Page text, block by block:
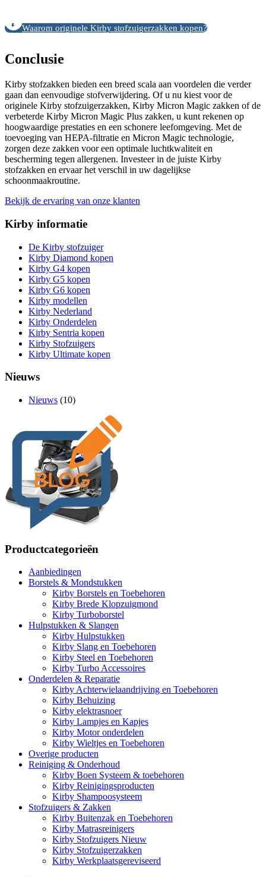
Waarom originele Kirby stofzuigerzakken kopen?
Conclusie
Kirby stofzakken bieden een breed scala aan voordelen die verder
gaan dan eenvoudige stofverwijdering. Of u nu kiest voor de
originele Kirby stofzuigerzakken, Kirby Micron Magic zakken of de
verbeterde Kirby Micron Magic Plus zakken, u kunt rekenen op
hoogwaardige prestaties en een schonere leefomgeving. Met de
toevoeging van HEPA-filtratie en Micron Magic technologie,
zorgen deze zakken voor een optimale luchtkwaliteit en
bescherming tegen allergenen. Investeer in de juiste Kirby
stofzakken en ervaar het verschil in uw dagelijkse
schoonmaakroutine.
Bekijk de ervaring van onze klanten
Kirby informatie
De Kirby stofzuiger
Kirby Diamond kopen
Kirby G4 kopen
Kirby G5 kopen
Kirby G6 kopen
Kirby modellen
Kirby Nederland
Kirby Onderdelen
Kirby Sentria kopen
Kirby Stofzuigers
Kirby Ultimate kopen
Nieuws
Nieuws (10)
Productcategorieën
Aanbiedingen
Borstels & Mondstukken
Kirby Borstels en Toebehoren
Kirby Brede Klopzuigmond
Kirby Turboborstel
Hulpstukken & Slangen
Kirby Hulpstukken
Kirby Slang en Toebehoren
Kirby Steel en Toebehoren
Kirby Turbo Accessoires
Onderdelen & Reparatie
Kirby Achterwielaandrijving en Toebehoren
Kirby Behuizing
Kirby elektrasnoer
Kirby Lampjes en Kapjes
Kirby Motor onderdelen
Kirby Wieltjes en Toebehoren
Overige producten
Reiniging & Onderhoud
Kirby Boen Systeem & toebehoren
Kirby Reinigingsproducten
Kirby Shampoosysteem
Stofzuigers & Zakken
Kirby Buitenzak en Toebehoren
Kirby Matrasreinigers
Kirby Stofzuigers Nieuw
Kirby Stofzuigerzakken
Kirby Werkplaatsgereviseerd